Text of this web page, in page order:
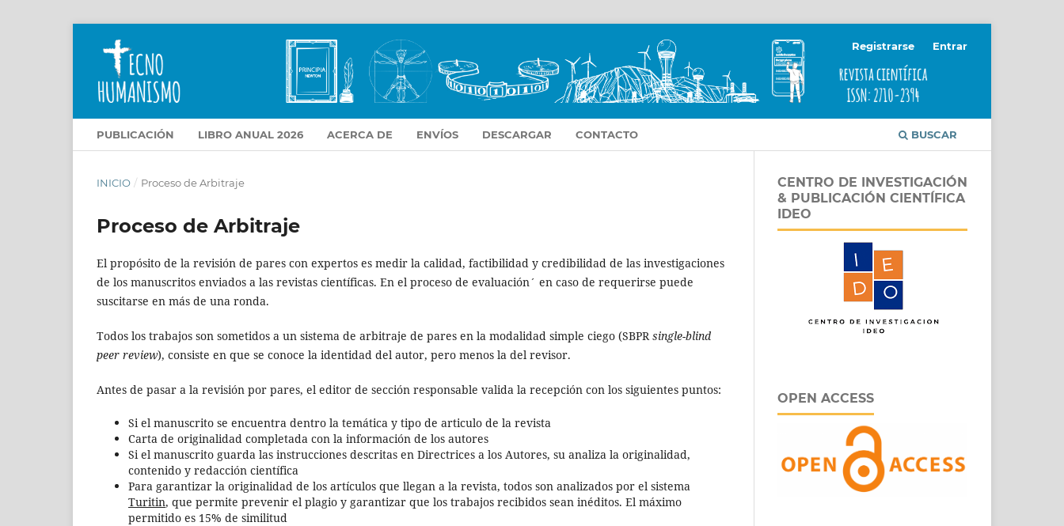
PUBLICACIÓN LIBRO ANUAL 2026 ACERCA DE ENVÍOS DESCARGAR CONTACTO BUSCAR
Registrarse Entrar
INICIO / Proceso de Arbitraje
Proceso de Arbitraje
El propósito de la revisión de pares con expertos es medir la calidad, factibilidad y credibilidad de las investigaciones
de los manuscritos enviados a las revistas científicas. En el proceso de evaluación´ en caso de requerirse puede
suscitarse en más de una ronda.
Todos los trabajos son sometidos a un sistema de arbitraje de pares en la modalidad simple ciego (SBPRsingle-blind
peer review), consiste en que se conoce la identidad del autor, pero menos la del revisor.
Antes de pasar a la revisión por pares, el editor de sección responsable valida la recepción con los siguientes puntos:
Si el manuscrito se encuentra dentro la temática y tipo de articulo de la revista
Carta de originalidad completada con la información de los autores
Si el manuscrito guarda las instrucciones descritas en Directrices a los Autores, su analiza la originalidad,
contenido y redacción científica
Para garantizar la originalidad de los artículos que llegan a la revista, todos son analizados por el sistema
Turitin, que permite prevenir el plagio y garantizar que los trabajos recibidos sean inéditos. El máximo
permitido es 15% de similitud
CENTRO DE INVESTIGACIÓN
& PUBLICACIÓN CIENTÍFICA
IDEO
OPEN ACCESS